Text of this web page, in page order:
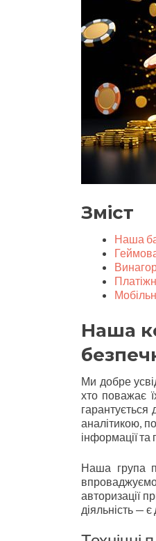
Зміст
Наша
Наша
Ми добре
хто поважає
гарантується
аналітикою,
інформації та
Наша група
авторизації
діяльність —